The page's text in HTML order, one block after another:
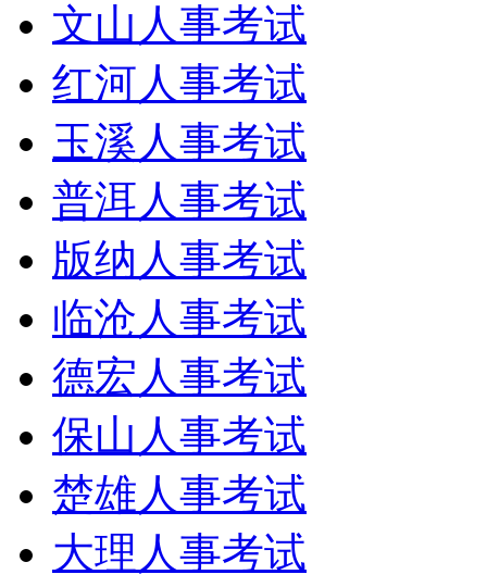
文山人事考试
红河人事考试
玉溪人事考试
普洱人事考试
版纳人事考试
临沧人事考试
德宏人事考试
保山人事考试
楚雄人事考试
大理人事考试